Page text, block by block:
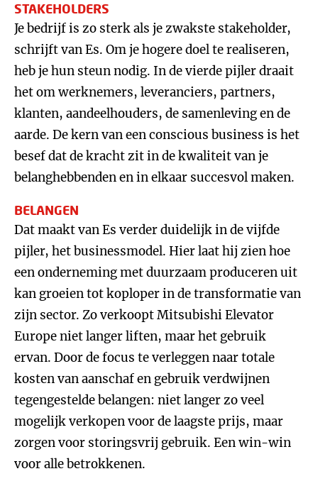
STAKEHOLDERS
Je bedrijf is zo sterk als je zwakste stakeholder,
schrijft van Es. Om je hogere doel te realiseren,
heb je hun steun nodig. In de vierde pijler draait
het om werknemers, leveranciers, partners,
klanten, aandeelhouders, de samenleving en de
aarde. De kern van een conscious business is het
besef dat de kracht zit in de kwaliteit van je
belanghebbenden en in elkaar succesvol maken.
BELANGEN
Dat maakt van Es verder duidelijk in de vijfde
pijler, het businessmodel. Hier laat hij zien hoe
een onderneming met duurzaam produceren uit
kan groeien tot koploper in de transformatie van
zijn sector. Zo verkoopt Mitsubishi Elevator
Europe niet langer liften, maar het gebruik
ervan. Door de focus te verleggen naar totale
kosten van aanschaf en gebruik verdwijnen
tegengestelde belangen: niet langer zo veel
mogelijk verkopen voor de laagste prijs, maar
zorgen voor storingsvrij gebruik. Een win-win
voor alle betrokkenen.